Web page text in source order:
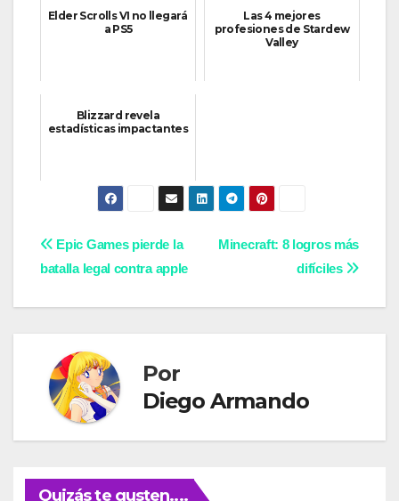
Elder Scrolls VI no llegará
a PS5
Las 4 mejores
profesiones de Stardew
Valley
Blizzard revela
estadísticas impactantes
Navegación
Minecraft: 8 logros más
difíciles
Epic Games pierde la
batalla legal contra apple
Por
Diego Armando
Quizás te gusten....